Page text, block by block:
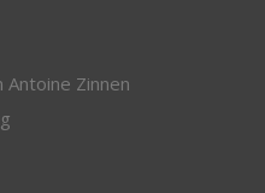
Antoine Zinnen